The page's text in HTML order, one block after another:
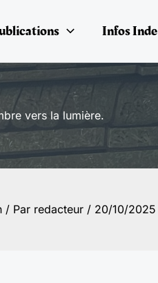
Infos Inde
vers la lumière.
/ Par redacteur / 20/10/2025